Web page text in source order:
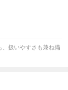
、扱いやすさも兼ね備